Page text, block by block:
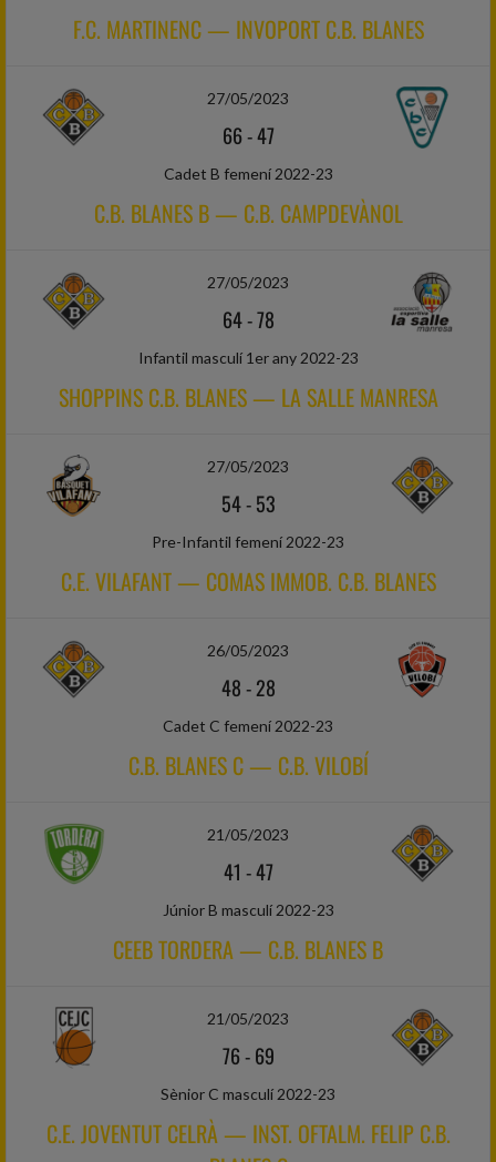
F.C. MARTINENC — INVOPORT C.B. BLANES
27/05/2023
66-47
Cadet B femení 2022-23
C.B. BLANES B — C.B. CAMPDEVÀNOL
27/05/2023
64-78
Infantil masculí 1er any 2022-23
SHOPPINS C.B. BLANES — LA SALLE MANRESA
27/05/2023
54-53
Pre-Infantil femení 2022-23
C.E. VILAFANT — COMAS IMMOB. C.B. BLANES
26/05/2023
48-28
Cadet C femení 2022-23
C.B. BLANES C — C.B. VILOBÍ
21/05/2023
41 -47
Júnior B masculí 2022-23
CEEB TORDERA — C.B. BLANES B
21/05/2023
76-69
Sènior C masculí 2022-23
C.E. JOVENTUT CELRÀ — INST. OFTALM. FELIP C.B.